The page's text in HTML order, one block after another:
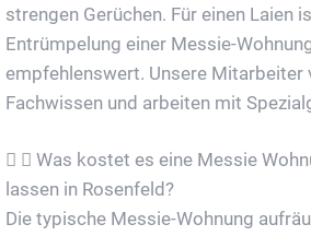
strengen Gerüchen. Für einen Laien
Entrümpelung einer Messie-
empfehlenswert. Unsere Mitarbeiter
Fachwissen und arbeiten mit
Was kostet es eine Messie
lassen in Rosenfeld?
Die typische Messie-Wohnung